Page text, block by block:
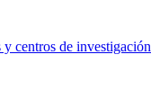
y centros de investigación